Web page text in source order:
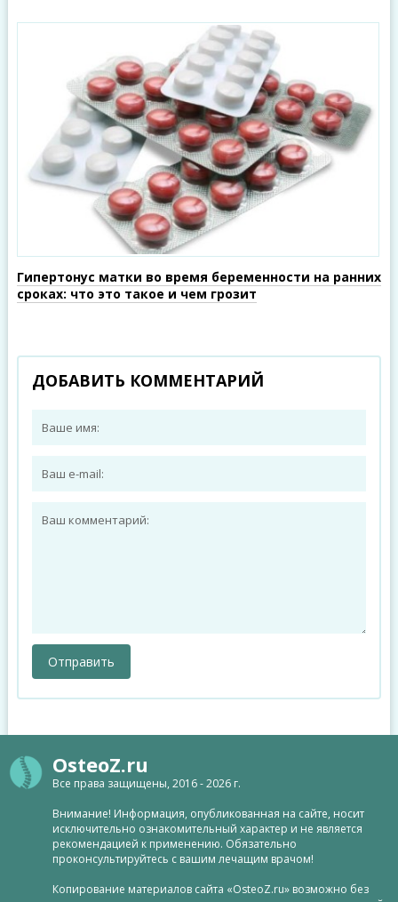
Гипертонус матки во время беременности на ранних
сроках: что это такое и чем грозит
ДОБАВИТЬ КОММЕНТАРИЙ
OsteoZ.ru
Все права защищены, 2016 - 2026 г.
Внимание! Информация, опубликованная на сайте, носит
исключительно ознакомительный характер и не является
рекомендацией к применению. Обязательно
проконсультируйтесь с вашим лечащим врачом!
Копирование материалов сайта «OsteoZ.ru» возможно без